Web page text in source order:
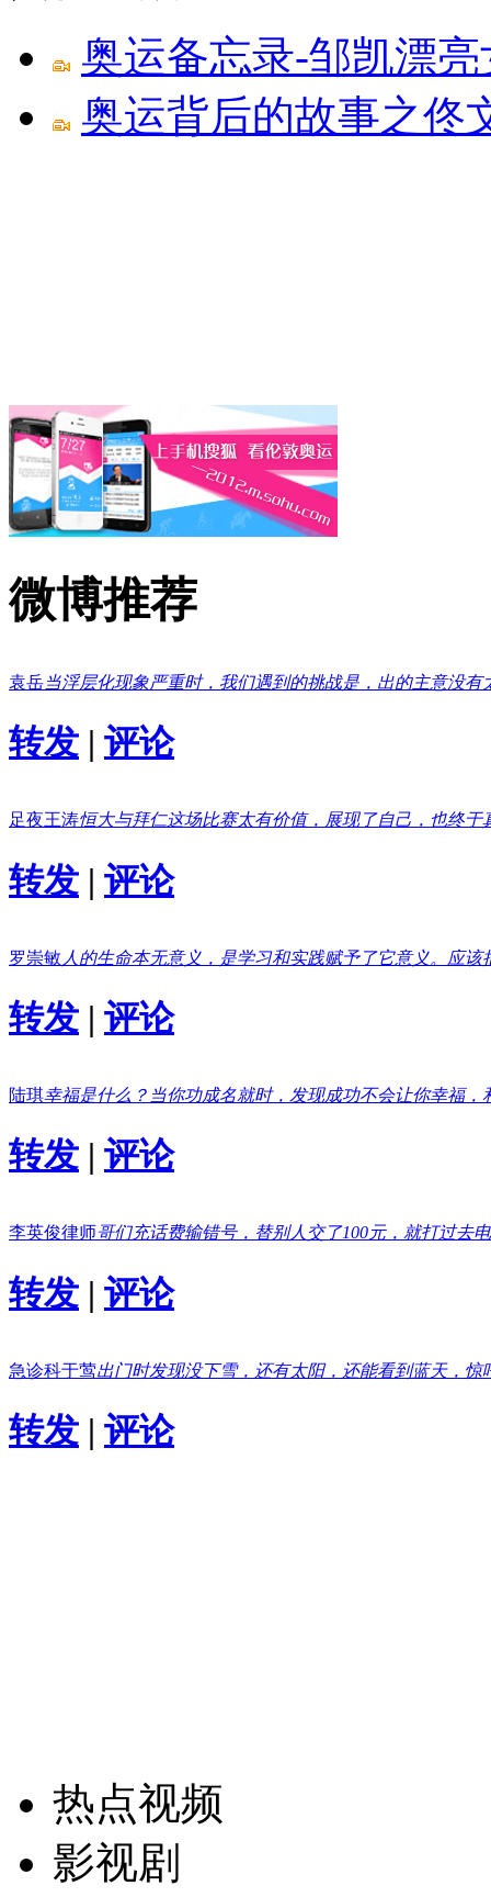
奥运备忘录-邹凯漂
奥运背后的故事之佟
微博推荐
袁岳当浮层化现象严重时，我们遇到的挑战是，出的主意没
转发 | 评论
足夜王涛恒大与拜仁这场比赛太有价值，展现了自己，也终
转发 | 评论
罗崇敏 人的生命本无意义，是学习和实践赋予了它意义。应
转发 | 评论
陆琪幸福是什么？当你功成名就时，发现成功不会让你幸福
转发 | 评论
李英俊律师哥们充话费输错号，替别人交了100元，就打过去
转发 | 评论
急诊科于莺出门时发现没下雪，还有太阳，还能看到蓝天，惊
转发 | 评论
热点视频
影视剧